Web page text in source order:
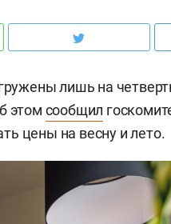
лишь на
этом сообщил
цены на весну и лето.